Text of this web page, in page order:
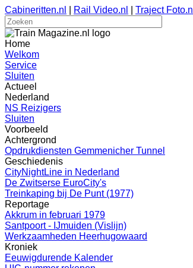
Cabineritten.nl Rail Video.nl Traject Foto.nl
Home
Welkom
Service
Sluiten
Actueel
Nederland
NS Reizigers
Sluiten
Voorbeeld
Achtergrond
Opdrukdiensten Gemmenicher Tunnel
Geschiedenis
CityNightLine in Nederland
De Zwitserse EuroCity's
Treinkaping bij De Punt (1977)
Reportage
Akkrum in februari 1979
Santpoort - IJmuiden (Vislijn)
Werkzaamheden Heerhugowaard
Kroniek
Eeuwigdurende Kalender